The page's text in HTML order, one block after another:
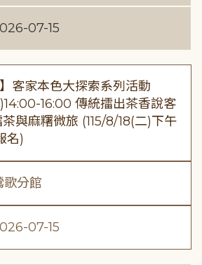
07-15
】客家本色大探索系列活動
16:00 傳統擂出茶香說客
與麻糬微旅 (115/8/18(二)下午
名)
歌分館
07-15